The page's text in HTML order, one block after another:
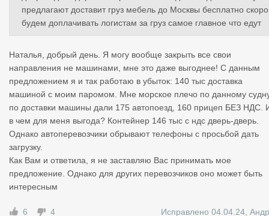
предлагают доставит груз мебель до Москвы бесплатно скоро
будем доплачивать логистам за груз самое главное что едут
Наталья, добрый день. Я могу вообще закрыть все свои
направления не машинами, мне это даже выгоднее! С данным
предложением я и так работаю в убыток: 140 тыс доставка
машиной с моим паромом. Мне морское плечо по данному
по доставки машины дали 175 автопоезд, 160 прицеп БЕЗ НДС.
в чем для меня выгода? Контейнер 146 тыс с ндс дверь-дверь.
Однако автоперевозчики обрывают телефоны с просьбой дать
загрузку.
Как Вам и ответила, я не заставляю Вас принимать мое
предложение. Однако для других перевозчиков оно может быть
интересным
6 4 Исправлено 04.04.24